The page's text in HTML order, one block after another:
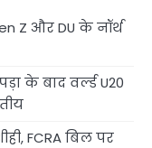
Z और DU के नॉर्थ
के बाद वर्ल्ड U20
FCRA बिल पर